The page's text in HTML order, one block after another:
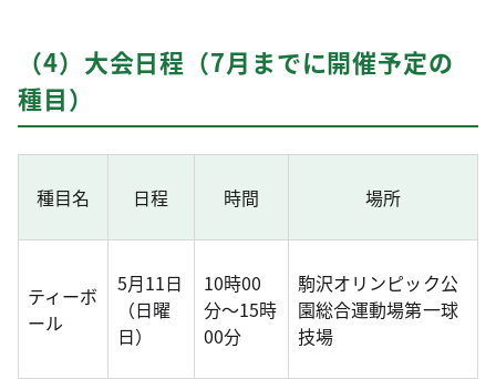
（4）大会日程（7月までに開催予定の
種目）
種目名 日程 時間 場所
ティーボ
ール
5月11日
（日曜
日）
10時00
分～15時
00分
駒沢オリンピック公
園総合運動場第一球
技場